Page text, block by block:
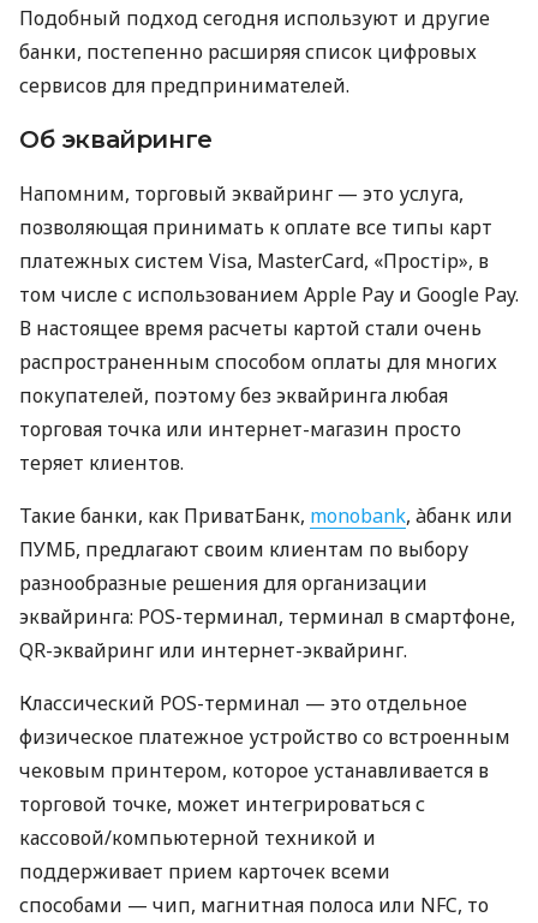
Подобный подход сегодня используют и другие
банки, постепенно расширяя список цифровых
сервисов для предпринимателей.
Об эквайринге
Напомним, торговый эквайринг — это услуга,
позволяющая принимать к оплате все типы карт
платежных систем Visa, MasterCard, «Простір», в
том числе с использованием Apple Pay и Google Pay.
В настоящее время расчеты картой стали очень
распространенным способом оплаты для многих
покупателей, поэтому без эквайринга любая
торговая точка или интернет-магазин просто
теряет клиентов.
Такие банки, как ПриватБанк, monobank, àбанк или
ПУМБ, предлагают своим клиентам по выбору
разнообразные решения для организации
эквайринга: POS-терминал, терминал в смартфоне,
QR-эквайринг или интернет-эквайринг.
Классический POS-терминал — это отдельное
физическое платежное устройство со встроенным
чековым принтером, которое устанавливается в
торговой точке, может интегрироваться с
кассовой/компьютерной техникой и
поддерживает прием карточек всеми
способами — чип, магнитная полоса или NFC, то